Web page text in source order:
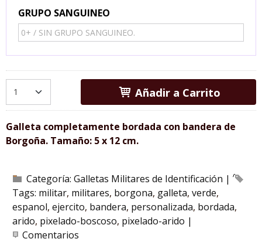
GRUPO SANGUINEO
Añadir a Carrito
Galleta completamente bordada con bandera de
Borgoña. Tamaño: 5 x 12 cm.
Categoría: Galletas Militares de Identificación |
Tags: militar militares borgona galleta verde
espanol ejercito bandera personalizada bordada
arido pixelado-boscoso pixelado-arido |
Comentarios